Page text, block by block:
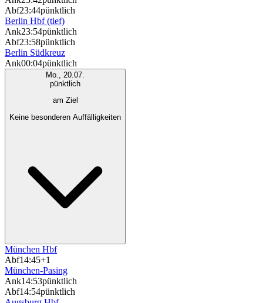
Abf23:44pünktlich
Berlin Hbf (tief)
Ank23:54pünktlich
Abf23:58pünktlich
Berlin Südkreuz
Ank00:04pünktlich
Mo., 20.07.
pünktlich
am Ziel
Keine besonderen Auffälligkeiten
München Hbf
Abf14:45+1
München-Pasing
Ank14:53pünktlich
Abf14:54pünktlich